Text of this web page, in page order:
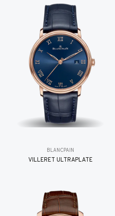
BLANCPAIN
VILLERET ULTRAPLATE